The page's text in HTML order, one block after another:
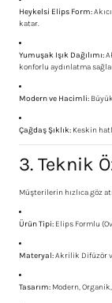
Heykelsi Elips Form:
katar.
Yumuşak Işık Dağılımı:
konforlu aydınlatma
Modern ve Hacimli:
Çağdaş Şıklık: Keskin
3. Teknik
Müşterilerin hızlıca göz
Ürün Tipi: Elips Formlu
Materyal:Akrilik Difüzör
Tasarım: Modern,